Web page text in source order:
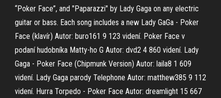
“Poker Face”, and "Paparazzi" by Lady Gaga on any electric
guitar or bass. Each song includes a new Lady GaGa - Poker
Face (klavír) Autor: buro161 9 123 videní. Poker Face v
podaní hudobníka Matty-ho G Autor: dvd2 4 860 videní. Lady
Gaga - Poker Face (Chipmunk Version) Autor: laila8 1 609
videní. Lady Gaga parody Telephone Autor: matthew385 9 112
videní. Hurra Torpedo - Poker Face Autor: dreamlight 15 667